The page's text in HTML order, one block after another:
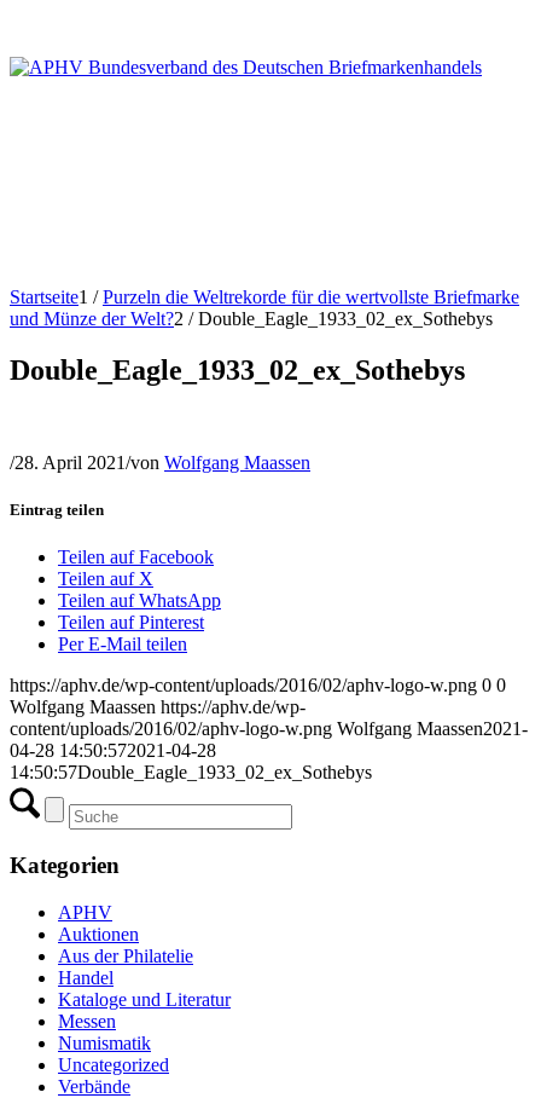
Startseite1 / Purzeln die Weltrekorde für die wertvollste Briefmarke
und Münze der Welt?2 / Double_Eagle_1933_02_ex_Sothebys
Double_Eagle_1933_02_ex_Sothebys
/28. April 2021/von Wolfgang Maassen
Eintrag teilen
Teilen auf Facebook
Teilen auf X
Teilen auf WhatsApp
Teilen auf Pinterest
Per E-Mail teilen
https://aphv.de/wp-content/uploads/2016/02/aphv-logo-w.png 0 0
Wolfgang Maassen https://aphv.de/wp-
content/uploads/2016/02/aphv-logo-w.png Wolfgang Maassen2021-
04-28 14:50:572021-04-28
14:50:57Double_Eagle_1933_02_ex_Sothebys
Kategorien
APHV
Auktionen
Aus der Philatelie
Handel
Kataloge und Literatur
Messen
Numismatik
Uncategorized
Verbände